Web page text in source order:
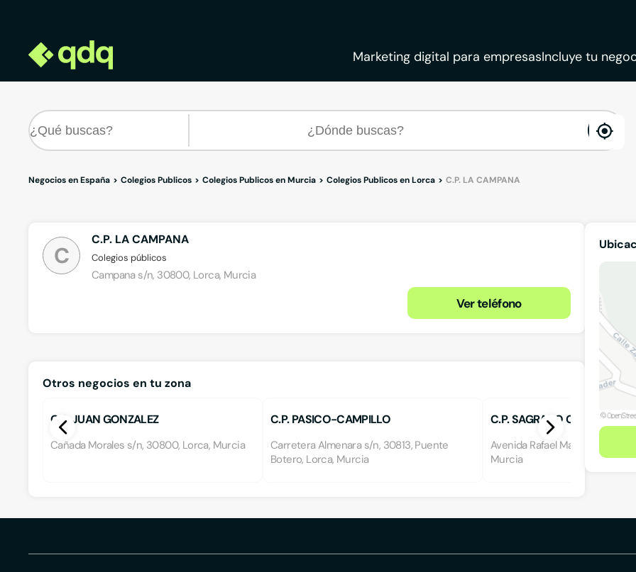
Marketing digital para empresasIncluye tu
Negocios en España Colegios Publicos Colegios Publicos en Murcia Colegios Publicos en Lorca C.P. LA CAMPANA
C
C.P. LA CAMPANA
Colegios públicos
Campana s/n, 30800, Lorca, Murcia
Ver teléfono
Otros negocios en tu zona
C.P. JUAN GONZALEZ
Cañada Morales s/n, 30800, Lorca, Murcia
C.P. PASICO-CAMPILLO
Carretera Almenara s/n, 30813, Puente
Botero, Lorca, Murcia
C.P. SAGRADO CORAZON
Avenida Rafael Maroto s/n,
Murcia